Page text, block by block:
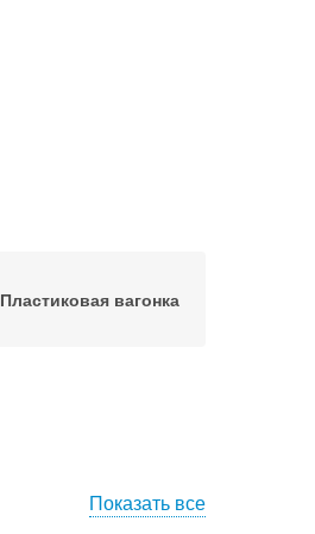
Пластиковая вагонка
Показать все